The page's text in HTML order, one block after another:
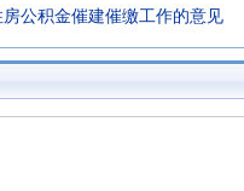
公积金催建催缴工作的意见